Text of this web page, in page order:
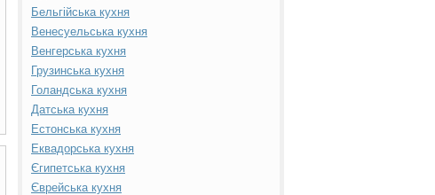
Бельгійська кухня
Венесуельська кухня
Венгерська кухня
Грузинська кухня
Голандська кухня
Датська кухня
Естонська кухня
Еквадорська кухня
Єгипетська кухня
Єврейська кухня